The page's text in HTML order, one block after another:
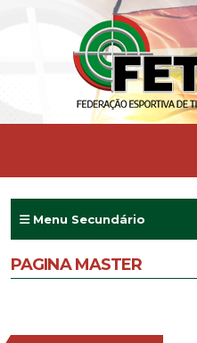
Menu Secundário
PAGINA MASTER